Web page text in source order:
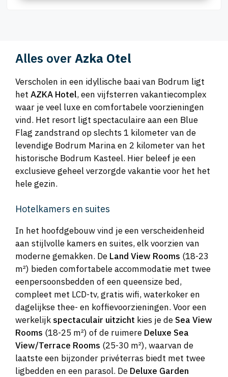
Alles over Azka Otel
Verscholen in een idyllische baai van Bodrum ligt
het AZKA Hotel, een vijfsterren vakantiecomplex
waar je veel luxe en comfortabele voorzieningen
vind. Het resort ligt spectaculaire aan een Blue
Flag zandstrand op slechts 1 kilometer van de
levendige Bodrum Marina en 2 kilometer van het
historische Bodrum Kasteel. Hier beleef je een
exclusieve geheel verzorgde vakantie voor het het
hele gezin.
Hotelkamers en suites
In het hoofdgebouw vind je een verscheidenheid
aan stijlvolle kamers en suites, elk voorzien van
moderne gemakken. De Land View Rooms (18-23
m²) bieden comfortabele accommodatie met twee
eenpersoonsbedden of een queensize bed,
compleet met LCD-tv, gratis wifi, waterkoker en
dagelijkse thee- en koffievoorzieningen. Voor een
werkelijk spectaculair uitzicht kies je deSea View
Rooms (18-25 m²) of de ruimere Deluxe Sea
View/Terrace Rooms (25-30 m²), waarvan de
laatste een bijzonder privéterras biedt met twee
ligbedden en een parasol. De Deluxe Garden